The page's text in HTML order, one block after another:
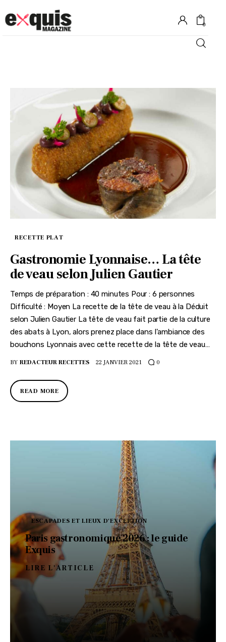
0
Gastronomie
Recettes
Shopping
Évènements
RECETTE PLAT
Gastronomie Lyonnaise… La tête
de veau selon Julien Gautier
Temps de préparation : 40 minutes Pour : 6 personnes
Difficulté : Moyen La recette de la tête de veau à la Déduit
selon Julien Gautier La tête de veau fait partie de la culture
des abats à Lyon, alors prenez place dans l'ambiance des
bouchons Lyonnais avec cette recette de la tête de veau…
BY REDACTEUR RECETTES 22 JANVIER 2021 0
READ MORE
ESCAPADES ET LIEUX D'EXCEPTION
Paris gastronomique 2026 : le guide
Exquis
LIRE L'ARTICLE